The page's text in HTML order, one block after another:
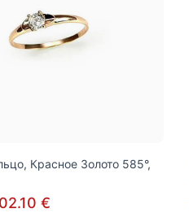
Красное Золото 585°,
€